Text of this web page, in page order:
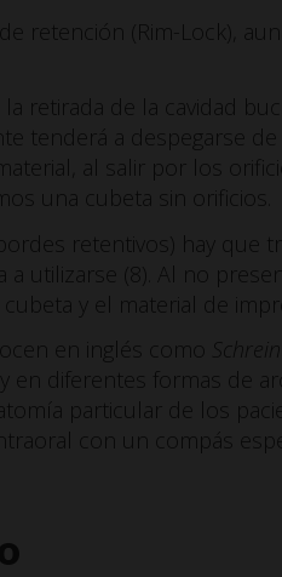
retención (Rim-Lock),
retirada de la cavidad
tenderá a despegarse de
al salir por los
una cubeta sin orificios.
retentivos) hay que
utilizarse (8). Al no
y el material de
en inglés como
en diferentes formas de
particular de los
con un compás